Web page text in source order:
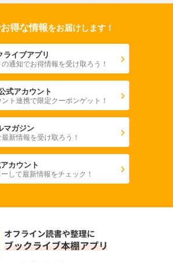
得な情報をお届けします！
ライブアプリ
通知でお得情報を受け取ろう！
式アカウント
ト連携で限定クーポンゲット！
マガジン
新情報を受け取ろう！
カウント
して最新情報をチェック！